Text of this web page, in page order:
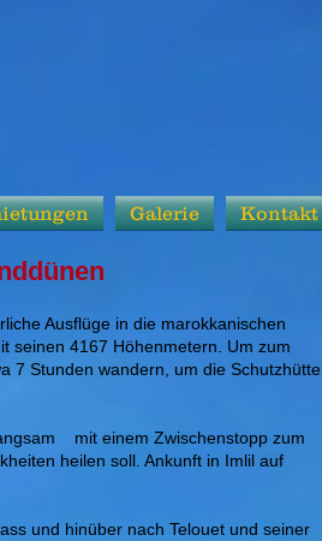
Galerie Kontakt
Ausflüge in die marokkanischen
seinen 4167 Höhenmetern. Um zum
7 Stunden wandern, um die Schutzhütte
mit einem Zwischenstopp zum
heilen soll. Ankunft in Imlil auf
und hinüber nach Telouet und seiner